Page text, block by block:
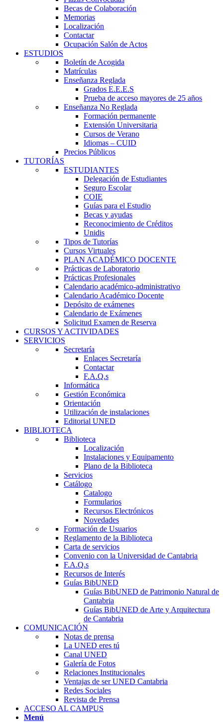
Becas de Colaboración
Memorias
Localización
Contactar
Ocupación Salón de Actos
ESTUDIOS
Boletín de Acogida
Matrículas
Enseñanza Reglada
Grados E.E.E.S
Prueba de acceso mayores de 25 años
Enseñanza No Reglada
Formación permanente
Extensión Universitaria
Cursos de Verano
Idiomas – CUID
Precios Públicos
TUTORÍAS
ESTUDIANTES
Delegación de Estudiantes
Seguro Escolar
COIE
Guías para el Estudio
Becas y ayudas
Reconocimiento de Créditos
Unidis
Tipos de Tutorías
Cursos Virtuales
PLAN ACADÉMICO DOCENTE
Prácticas de Laboratorio
Prácticas Profesionales
Calendario académico-administrativo
Calendario Académico Docente
Depósito de exámenes
Calendario de Exámenes
Solicitud Examen de Reserva
CURSOS Y ACTIVIDADES
SERVICIOS
Secretaría
Enlaces Secretaría
Contactar
F.A.Q.s
Informática
Gestión Económica
Orientación
Utilización de instalaciones
Editorial UNED
BIBLIOTECA
Biblioteca
Localización
Instalaciones y Equipamento
Plano de la Biblioteca
Servicios
Catálogo
Catalogo
Formularios
Recursos Electrónicos
Novedades
Formación de Usuarios
Reglamento de la Biblioteca
Carta de servicios
Convenio con la Universidad de Cantabria
F.A.Q.s
Recursos de Interés
Guías BibUNED
Guías BibUNED de Patrimonio Natural de
Cantabria
Guías BibUNED de Arte y Arquitectura
de Cantabria
COMUNICACIÓN
Notas de prensa
La UNED eres tú
Canal UNED
Galería de Fotos
Relaciones Institucionales
Ventajas de ser UNED Cantabria
Redes Sociales
Revista de Prensa
ACCESO AL CAMPUS
Menú